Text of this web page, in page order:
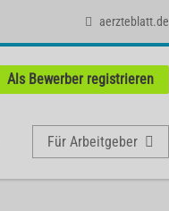
aerzteblatt.de
Als Bewerber registrieren
Für Arbeitgeber